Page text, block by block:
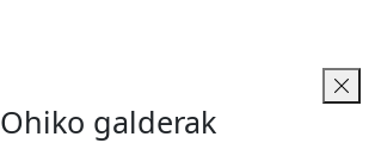
Ohiko galderak